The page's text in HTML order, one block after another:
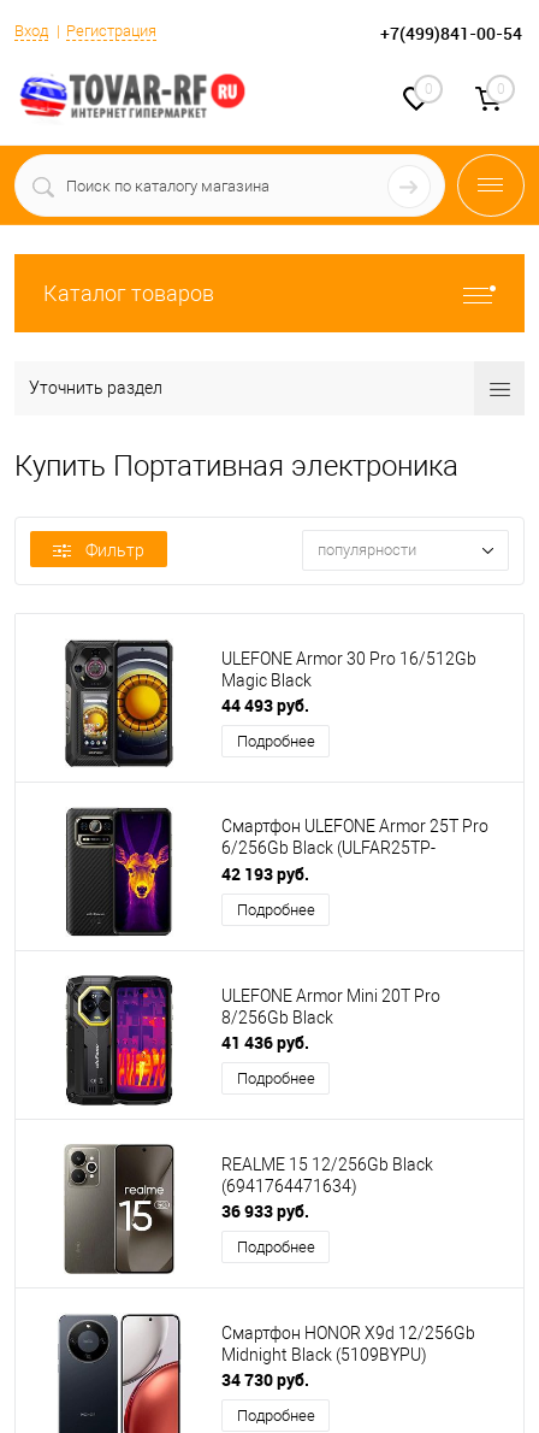
Вход Регистрация +7(499)841-00-54
0 0
Каталог товаров
Уточнить раздел
Купить Портативная электроника
Фильтр популярности
ULEFONE Armor 30 Pro 16/512Gb
Magic Black
44 493 руб.
Подробнее
Смартфон ULEFONE Armor 25T Pro
6/256Gb Black (ULFAR25TP-
6256BLK)
42 193 руб.
Подробнее
ULEFONE Armor Mini 20T Pro
8/256Gb Black
41 436 руб.
Подробнее
REALME 15 12/256Gb Black
(6941764471634)
36 933 руб.
Подробнее
Смартфон HONOR X9d 12/256Gb
Midnight Black (5109BYPU)
34 730 руб.
Подробнее